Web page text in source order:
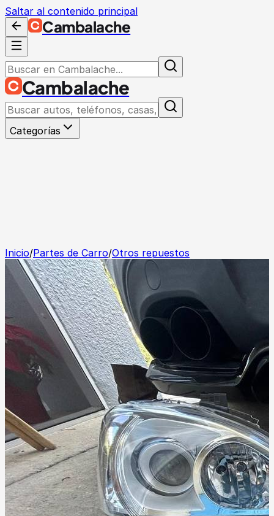
Saltar al contenido principal
Cambalache
Cambalache
Categorías
Inicio/Partes de Carro/Otros repuestos